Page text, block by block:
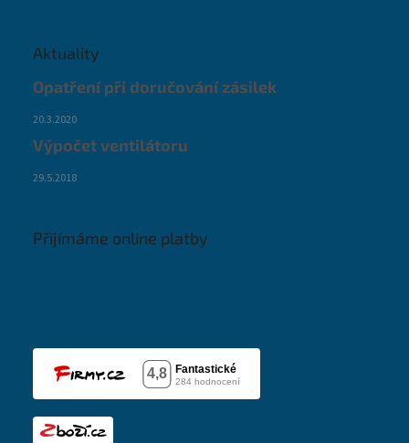
Aktuality
Opatření při doručování zásilek
20.3.2020
Výpočet ventilátoru
29.5.2018
Přijímáme online platby